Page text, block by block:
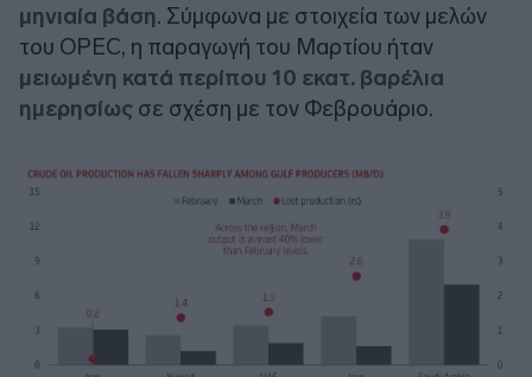
μηνιαία βάση. Σύμφωνα με στοιχεία των μελών
του OPEC, η παραγωγή του Μαρτίου ήταν
μειωμένη κατά περίπου 10 εκατ. βαρέλια
ημερησίως σε σχέση με τον Φεβρουάριο.